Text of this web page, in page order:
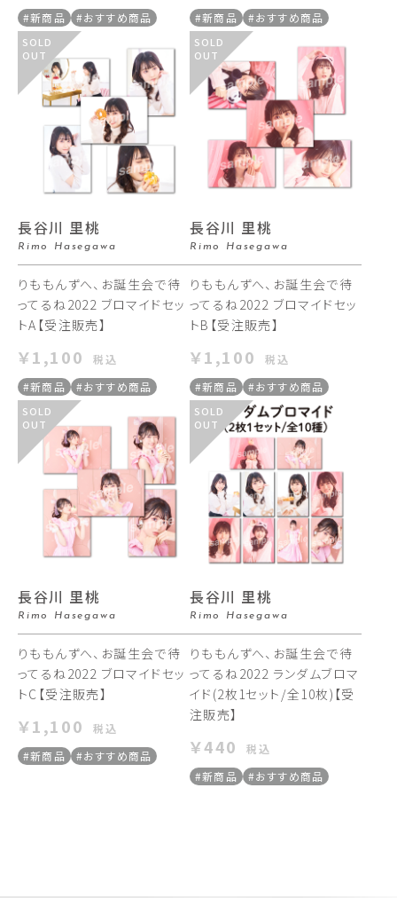
#新商品
#おすすめ商品
#新商品
#おすすめ商品
SOLD
OUT
長谷川 里桃
Rimo Hasegawa
りももんずへ、お誕生会で待
ってるね2022 ブロマイドセッ
トA【受注販売】
￥1,100
税込
#新商品
#おすすめ商品
SOLD
OUT
長谷川 里桃
Rimo Hasegawa
りももんずへ、お誕生会で待
ってるね2022 ブロマイドセッ
トB【受注販売】
￥1,100
税込
#新商品
#おすすめ商品
SOLD
OUT
長谷川 里桃
Rimo Hasegawa
りももんずへ、お誕生会で待
ってるね2022 ブロマイドセッ
トC【受注販売】
￥1,100
税込
#新商品
#おすすめ商品
SOLD
OUT
長谷川 里桃
Rimo Hasegawa
りももんずへ、お誕生会で待
ってるね2022 ランダムブロマ
イド(2枚1セット/全10枚)【受
注販売】
￥440
税込
#新商品
#おすすめ商品